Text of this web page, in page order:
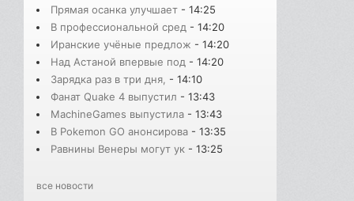
Прямая осанка улучшает - 14:25
В профессиональной сред - 14:20
Иранские учёные предлож - 14:20
Над Астаной впервые под - 14:20
Зарядка раз в три дня, - 14:10
Фанат Quake 4 выпустил - 13:43
MachineGames выпустила - 13:43
В Pokemon GO анонсирова - 13:35
Равнины Венеры могут ук - 13:25
все новости